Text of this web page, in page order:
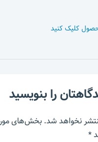
کلیک کنید
را بنویسید
نخواهد شد.بخش‌های
*